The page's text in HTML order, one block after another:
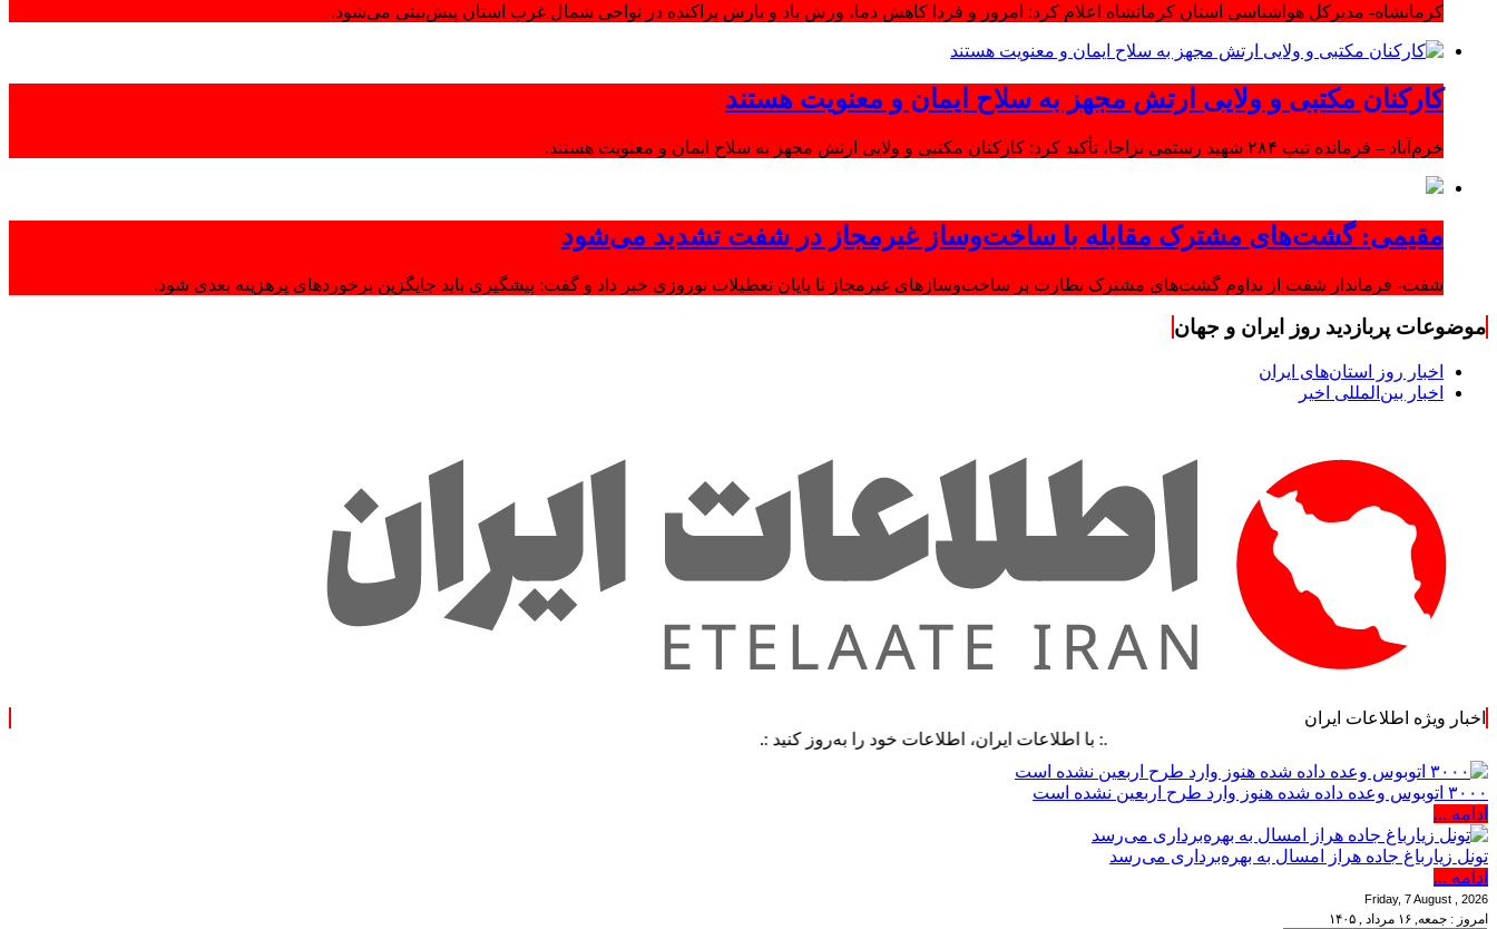
کرمانشاه- مدیرکل هواشناسی استان کرمانشاه اعلام کرد: امروز و فردا کاهش دما، وزش باد و بارش پراکنده در نواحی شمال غرب استان پیش‌بینی می‌شود.
کارکنان مکتبی و ولایی ارتش مجهز به سلاح ایمان و معنویت هستند
خرم‌آباد – فرمانده تیپ ۲۸۴ شهید رستمی نزاجا، تأکید کرد: کارکنان مکتبی و ولایی ارتش مجهز به سلاح ایمان و معنویت هستند.
مقیمی: گشت‌های مشترک مقابله با ساخت‌وساز غیرمجاز در شفت تشدید می‌شود
شفت- فرماندار شفت از تداوم گشت‌های مشترک نظارت بر ساخت‌وسازهای غیرمجاز تا پایان تعطیلات نوروزی خبر داد و گفت: پیشگیری باید جایگزین برخوردهای پرهزینه بعدی شود.
موضوعات پربازدید روز ایران و جهان
اخبار روز استان‌های ایران
اخبار بین‌المللی اخیر
اخبار ویژه اطلاعات ایران
.: با اطلاعات ایران، اطلاعات خود را به‌روز کنید :.
۳۰۰۰ اتوبوس وعده داده شده هنوز وارد طرح اربعین نشده است
ادامه ...
تونل زیارباغ جاده هراز امسال به بهره‌برداری می‌رسد
ادامه ...
Friday, 7 August , 2026
امروز : جمعه, ۱۶ مرداد , ۱۴۰۵